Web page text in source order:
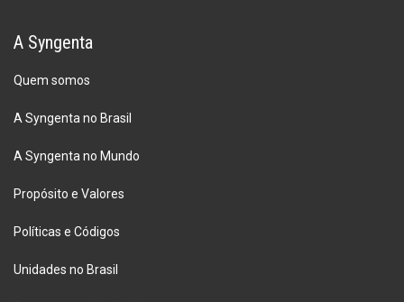
A Syngenta
Quem somos
A Syngenta no Brasil
A Syngenta no Mundo
Propósito e Valores
Políticas e Códigos
Unidades no Brasil